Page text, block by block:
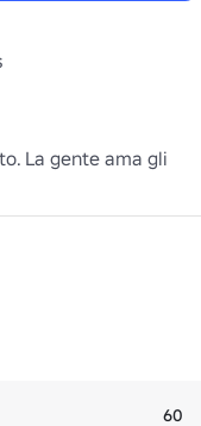
La gente ama gli
60